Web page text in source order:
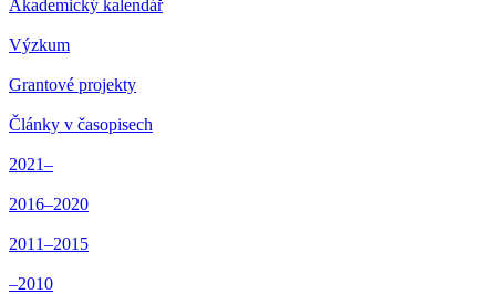
Akademický kalendář
Výzkum
Grantové projekty
Články v časopisech
2021–
2016–2020
2011–2015
–2010